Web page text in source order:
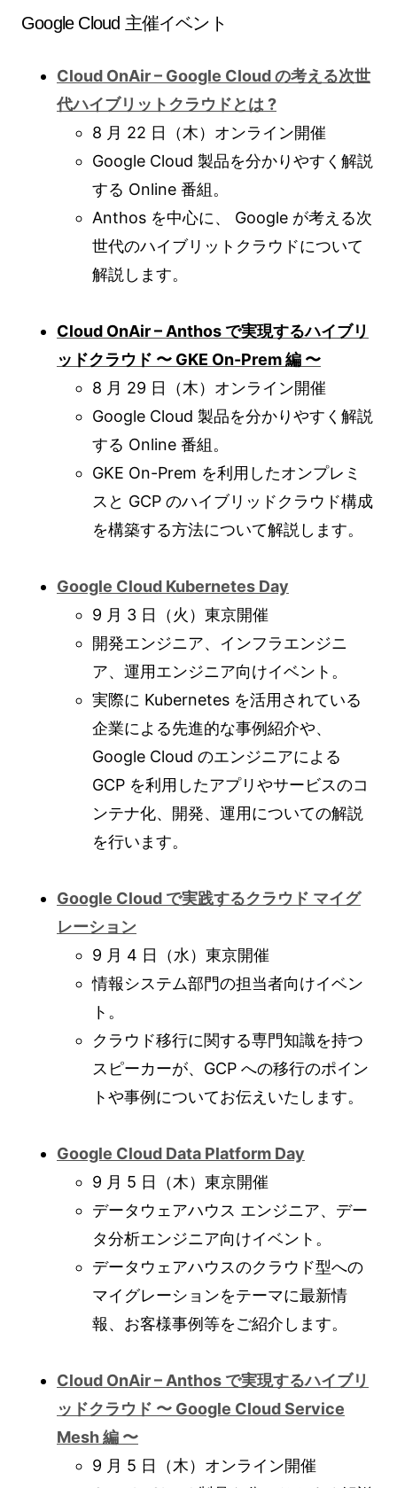
Google Cloud 主催イベント
Cloud OnAir – Google Cloud の考える次世
代ハイブリットクラウドとは ?
8 月 22 日（木）オンライン開催
Google Cloud 製品を分かりやすく解説
する Online 番組。
Anthos を中心に、 Google が考える次
世代のハイブリットクラウドについて
解説します。
Cloud OnAir – Anthos で実現するハイブリ
ッドクラウド 〜 GKE On-Prem 編 〜
8 月 29 日（木）オンライン開催
Google Cloud 製品を分かりやすく解説
する Online 番組。
GKE On-Prem を利用したオンプレミ
スと GCP のハイブリッドクラウド構成
を構築する方法について解説します。
Google Cloud Kubernetes Day
9 月 3 日（火）東京開催
開発エンジニア、インフラエンジニ
ア、運用エンジニア向けイベント。
実際に Kubernetes を活用されている
企業による先進的な事例紹介や、
Google Cloud のエンジニアによる
GCP を利用したアプリやサービスのコ
ンテナ化、開発、運用についての解説
を行います。
Google Cloud で実践するクラウド マイグ
レーション
9 月 4 日（水）東京開催
情報システム部門の担当者向けイベン
ト。
クラウド移行に関する専門知識を持つ
スピーカーが、GCP への移行のポイン
トや事例についてお伝えいたします。
Google Cloud Data Platform Day
9 月 5 日（木）東京開催
データウェアハウス エンジニア、デー
タ分析エンジニア向けイベント。
データウェアハウスのクラウド型への
マイグレーションをテーマに最新情
報、お客様事例等をご紹介します。
Cloud OnAir – Anthos で実現するハイブリ
ッドクラウド 〜 Google Cloud Service
Mesh 編 〜
9 月 5 日（木）オンライン開催